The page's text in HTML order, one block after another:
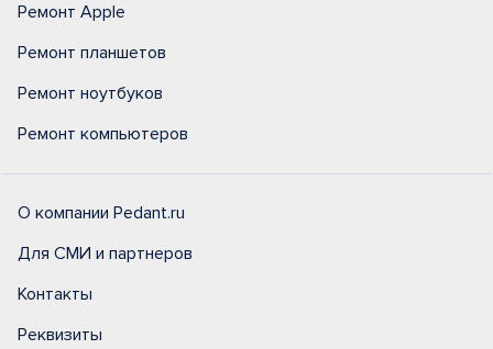
Ремонт Apple
Ремонт планшетов
Ремонт ноутбуков
Ремонт компьютеров
О компании Pedant.ru
Для СМИ и партнеров
Контакты
Реквизиты